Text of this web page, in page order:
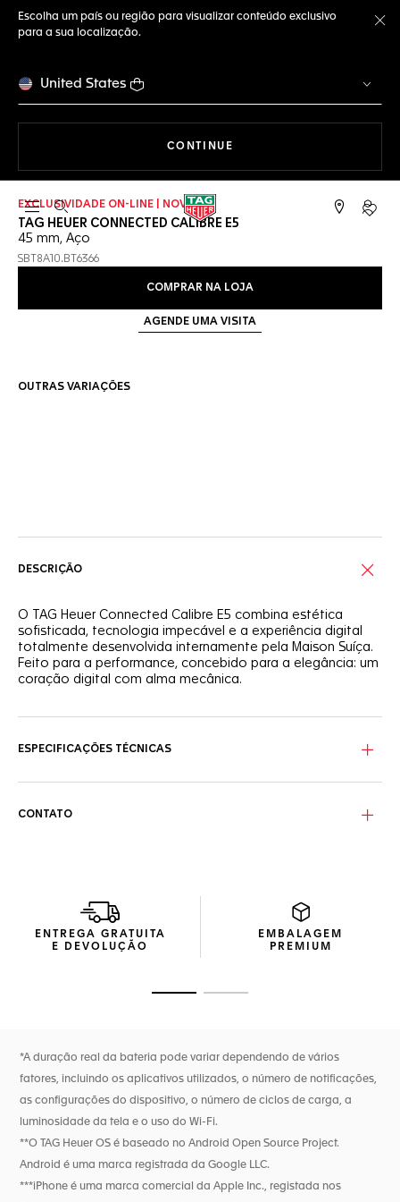
Escolha um país ou região para visualizar conteúdo exclusivo
para a sua localização.
United States
CONTINUE
Abrir a busca Conta
EXCLUSIVIDADE ON-LINE | NOVO
TAG HEUER CONNECTED CALIBRE E5
45 mm, Aço
SBT8A10.BT6366
COMPRAR NA LOJA
AGENDE UMA VISITA
OUTRAS VARIAÇÕES
DESCRIÇÃO
O TAG Heuer Connected Calibre E5 combina estética
sofisticada, tecnologia impecável e a experiência digital
totalmente desenvolvida internamente pela Maison Suíça.
Feito para a performance, concebido para a elegância: um
coração digital com alma mecânica.
estética sofisticada. Acionadores em aço ergonômicos e
perfeitos para qualquer ocasião.
duração da bateria, com até 3 dias no modo de baixo
consumo de energia, e carregamento rápido que
proporciona até um dia de autonomia em apenas 30
minutos. Um novo alto-falante permite o gerenciamento
funcionalidade). Monitoramento de atividades de alta
precisão para esportes, incluindo frequência cardíaca, GPS
aprimorado e altímetro.
ESPECIFICAÇÕES TÉCNICAS
CONTATO
ENTREGA GRATUITA
E DEVOLUÇÃO
EMBALAGEM
PREMIUM
*A duração real da bateria pode variar dependendo de vários
fatores, incluindo os aplicativos utilizados, o número de notificações,
as configurações do dispositivo, o número de ciclos de carga, a
luminosidade da tela e o uso do Wi-Fi.
**O TAG Heuer OS é baseado no Android Open Source Project.
Android é uma marca registrada da Google LLC.
***iPhone é uma marca comercial da Apple Inc., registada nos